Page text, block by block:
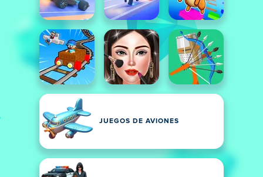
JUEGOS DE AVIONES